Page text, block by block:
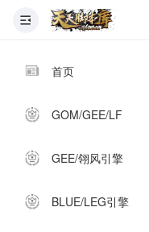
首页
GOM/GEE/LF
GEE/翎风引擎
BLUE/LEG引擎
Q920992345